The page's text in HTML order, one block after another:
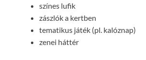
színes lufik
zászlók a kertben
tematikus játék (pl. kalóznap)
zenei háttér